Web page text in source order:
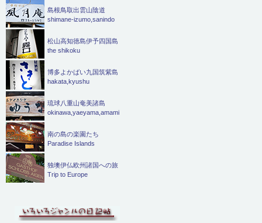
島根鳥取出雲山陰道
shimane-izumo,sanindo
松山高知徳島伊予四国島
the shikoku
博多よかばい九国筑紫島
hakata,kyushu
琉球八重山奄美諸島
okinawa,yaeyama,amami
南の島の楽園たち
Paradise Islands
独墺伊仏欧州諸国への旅
Trip to Europe